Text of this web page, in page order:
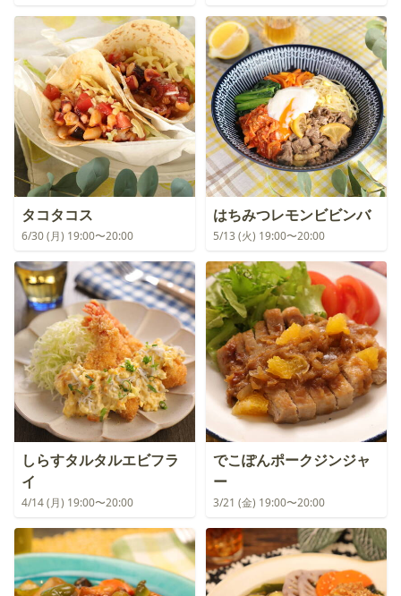
タコタコス
6/30 (月) 19:00〜20:00
はちみつレモンビビンバ
5/13 (火) 19:00〜20:00
しらすタルタルエビフラ
イ
4/14 (月) 19:00〜20:00
でこぽんポークジンジャ
ー
3/21 (金) 19:00〜20:00